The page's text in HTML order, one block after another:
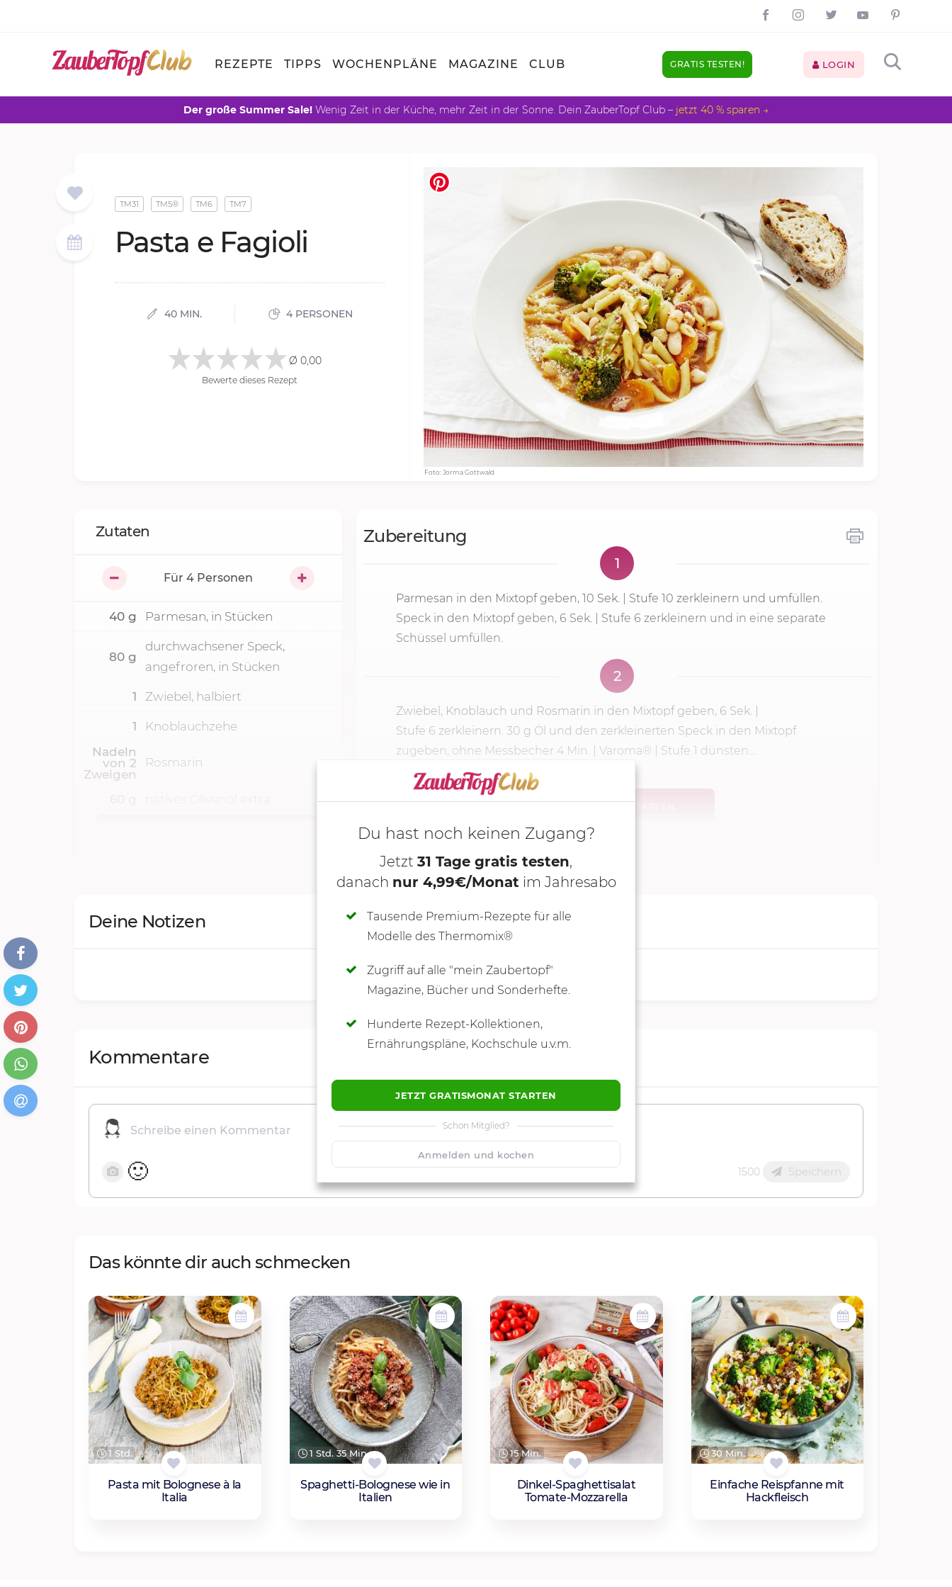
REZEPTE TIPPS WOCHENPLÄNE MAGAZINE CLUB GRATIS TESTEN! LOGIN
Der große Summer Sale! Wenig Zeit in der Küche, mehr Zeit in der Sonne. Dein ZauberTopf Club – jetzt 40 % sparen →
Foto: Jorma Gottwald
TM31 TM5® TM6 TM7
Pas­ta e Fa­gio­li
40 MIN. 4 PERSONEN
Ø 0,00
Bewerte dieses Rezept
Zubereitung
1
Parmesan in den Mixtopf geben, 10 Sek.
| Stufe 10 zerkleinern und umfüllen.
Speck in den Mixtopf geben, 6 Sek. | Stufe 6 zerkleinern und in eine separate
Schüssel umfüllen.
2
Zwiebel, Knoblauch und Rosmarin in den Mixtopf geben, 6 Sek.
Stufe 6 zerkleinern. 30 g Öl und den zerkleinerten Speck in den Mixtopf
zugeben, ohne Messbecher 4 Min. | Varoma® | Stufe 1 dünsten....
Zutaten
Für 4 Personen
40 g Parmesan, in Stücken
80 g
durchwachsener Speck,
angefroren, in Stücken
1 Zwiebel, halbiert
1
Knoblauchzehe
Nadeln
von 2
Zweigen
Rosmarin
Deine Notizen
SCHREIBE NEUE NOTIZ
Du hast noch keinen Zugang?
Jetzt 31 Tage gratis testen,
danach nur 4,99€/Monat im Jahresabo
Tausende Premium-Rezepte für alle
Modelle des Thermomix®
Zugriff auf alle "mein Zaubertopf"
Magazine, Bücher und Sonderhefte.
Hunderte Rezept-Kollektionen,
Ernährungspläne, Kochschule u.v.m.
JETZT GRATISMONAT STARTEN
Schon Mitglied?
Anmelden und kochen
Kommentare
🙂 1500 Speichern
Das könnte dir auch schmecken
1 Std.
Pasta mit Bolognese à la
Italia
1 Std. 35 Min.
Spaghetti-Bolognese wie in
Italien
15 Min.
Dinkel-Spaghettisalat
Tomate-Mozzarella
30 Min.
Einfache Reispfanne mit
Hackfleisch